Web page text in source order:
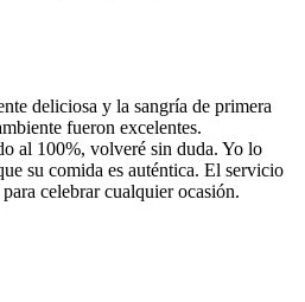
deliciosa y la sangría de primera
fueron excelentes.
al 100%, volveré sin duda. Yo lo
su comida es auténtica. El servicio
celebrar cualquier ocasión.